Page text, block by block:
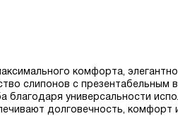
комфорта,
слипонов с презентабельным
универсальности
долговечность, комфорт